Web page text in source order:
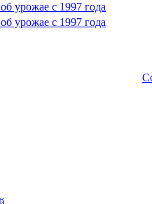
урожае с 1997 года
урожае с 1997 года